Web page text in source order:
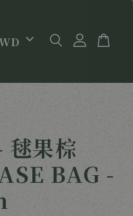
毬果棕
BAG -